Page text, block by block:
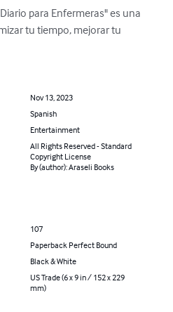
para Enfermeras" es una
tu tiempo, mejorar tu
Nov 13, 2023
Spanish
Entertainment
All Rights Reserved - Standard
Copyright License
By (author): Araseli Books
107
Paperback Perfect Bound
Black & White
US Trade (6 x 9 in / 152 x 229
mm)